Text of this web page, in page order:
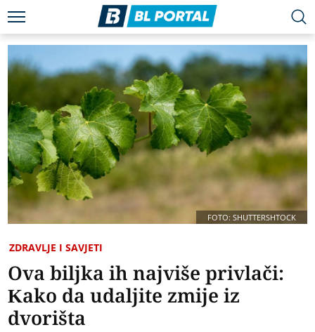
FOTO: SHUTTERSHTOCK
ZDRAVLJE I SAVJETI
Ova biljka ih najviše privlači:
Kako da udaljite zmije iz
dvorišta